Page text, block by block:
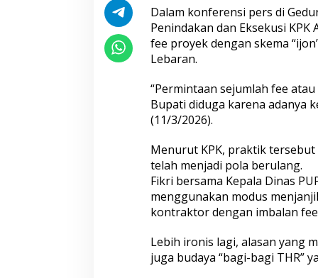
g
u
F
P
r
k
1
0
1
5
e
r
Dalam konferensi pers di
Penindakan dan Eksekusi
fee proyek dengan skema
Lebaran.
“Permintaan sejumlah fee
Bupati diduga karena adanya
(11/3/2026).
Menurut KPK, praktik
telah menjadi pola berulang.
Fikri bersama Kepala Dinas
menggunakan modus
kontraktor dengan imbalan
Lebih ironis lagi, alasan yang
juga budaya “bagi-bagi THR”